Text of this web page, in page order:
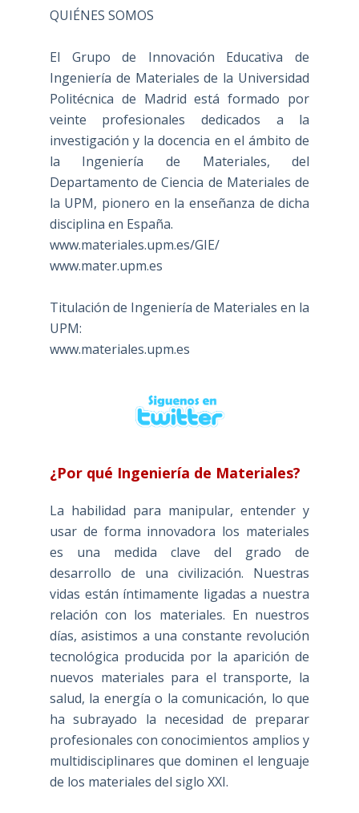
QUIÉNES SOMOS
El Grupo de Innovación Educativa de
Ingeniería de Materiales de la Universidad
Politécnica de Madrid está formado por
veinte profesionales dedicados a la
investigación y la docencia en el ámbito de
la Ingeniería de Materiales, del
Departamento de Ciencia de Materiales de
la UPM, pionero en la enseñanza de dicha
disciplina en España.
www.materiales.upm.es/GIE/
www.mater.upm.es
Titulación de Ingeniería de Materiales en la
UPM:
www.materiales.upm.es
¿Por qué Ingeniería de Materiales?
La habilidad para manipular, entender y
usar de forma innovadora los materiales
es una medida clave del grado de
desarrollo de una civilización. Nuestras
vidas están íntimamente ligadas a nuestra
relación con los materiales. En nuestros
días, asistimos a una constante revolución
tecnológica producida por la aparición de
nuevos materiales para el transporte, la
salud, la energía o la comunicación, lo que
ha subrayado la necesidad de preparar
profesionales con conocimientos amplios y
multidisciplinares que dominen el lenguaje
de los materiales del siglo XXI.